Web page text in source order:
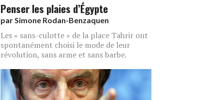
Penser les plaies d’Égypte
par Simone Rodan-Benzaquen
Les « sans-culotte » de la place Tahrir ont
spontanément choisi le mode de leur
révolution, sans arme et sans barbe.